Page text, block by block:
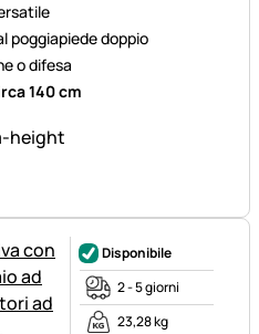
poggiapiede doppio
o difesa
140 cm
Disponibile
2 - 5 giorni
23,28 kg